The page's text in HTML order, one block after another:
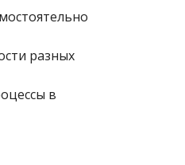
разных
в